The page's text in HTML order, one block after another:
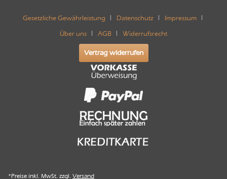
Gesetzliche Gewährleistung Datenschutz Impressum
Über uns AGB Widerrufsrecht
Vertrag widerrufen
*Preise inkl. MwSt. zzgl. Versand